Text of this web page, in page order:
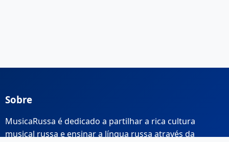
Sobre
MusicaRussa é dedicado a partilhar a rica cultura
musical russa e ensinar a língua russa através da